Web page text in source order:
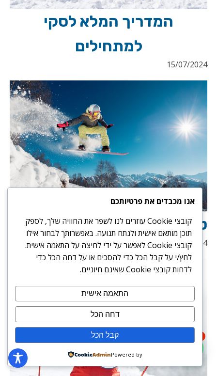
המדריך המלא לסקי
למתחילים
15/07/2024
טיפים חשובים לגולשי סנובורד
15/07/2024
אנו מכבדים את פרטיותכם
קובצי Cookie עוזרים לנו לשפר את החוויה שלך, לספק
תוכן מותאם אישית ולנתח תנועה. באפשרותך לבחור אילו
קובצי Cookie לאפשר על ידי לחיצה על התאמה אישית.
לחץ/י על קבל הכל כדי להסכים או על דחה הכל כדי
לדחות קובצי Cookie שאינם חיוניים.
התאמה אישית
דחה הכל
קבל הכל
Powered by